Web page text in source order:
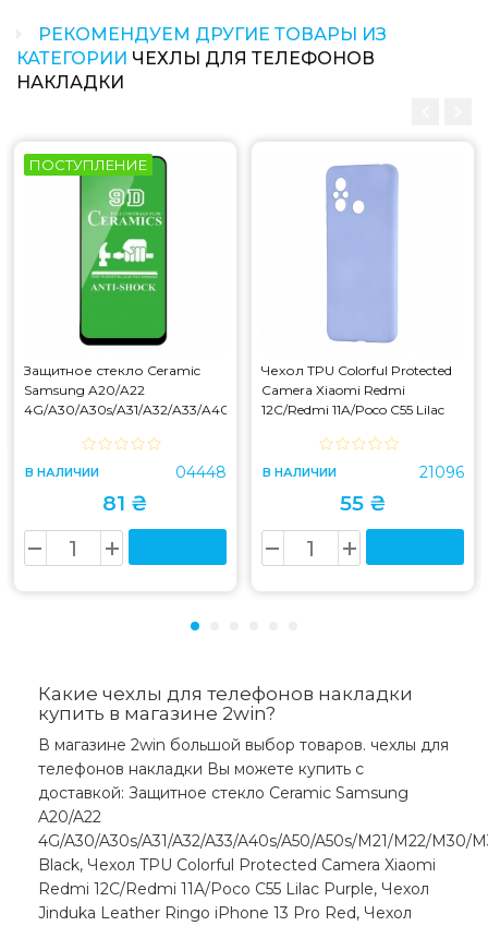
РЕКОМЕНДУЕМ ДРУГИЕ ТОВАРЫ ИЗ
КАТЕГОРИИ ЧЕХЛЫ ДЛЯ ТЕЛЕФОНОВ
НАКЛАДКИ
ПОСТУПЛЕНИЕ
Защитное стекло Ceramic
Samsung A20/A22
4G/A30/A30s/A31/A32/A33/A40s/A50/A50s/M21/M22/M30/M30s
В НАЛИЧИИ 04448
81 ₴
Чехол TPU Colorful Protected
Camera Xiaomi Redmi
12C/Redmi 11A/Poco C55 Lilac
В НАЛИЧИИ 21096
55 ₴
Какие чехлы для телефонов накладки
купить в магазине 2win?
В магазине 2win большой выбор товаров. чехлы для
телефонов накладки Вы можете купить с
доставкой: Защитное стекло Ceramic Samsung
A20/A22
4G/A30/A30s/A31/A32/A33/A40s/A50/A50s/M21/M22/M30/
Black, Чехол TPU Colorful Protected Camera Xiaomi
Redmi 12C/Redmi 11A/Poco C55 Lilac Purple, Чехол
Jinduka Leather Ringo iPhone 13 Pro Red, Чехол